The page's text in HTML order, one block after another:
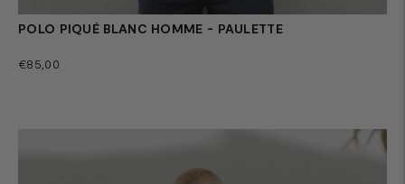
POLO PIQUÉ BLANC HOMME - PAULETTE
Prix
€85,00